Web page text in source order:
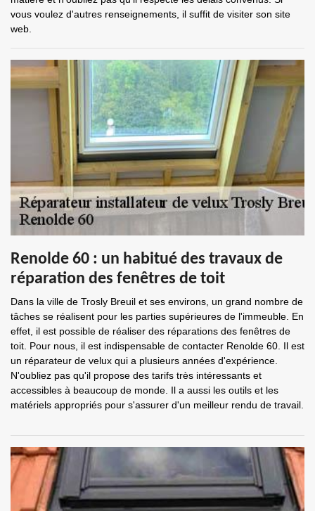
vous voulez d'autres renseignements, il suffit de visiter son site
web.
Renolde 60 : un habitué des travaux de
réparation des fenêtres de toit
Dans la ville de Trosly Breuil et ses environs, un grand nombre de
tâches se réalisent pour les parties supérieures de l'immeuble. En
effet, il est possible de réaliser des réparations des fenêtres de
toit. Pour nous, il est indispensable de contacter Renolde 60. Il est
un réparateur de velux qui a plusieurs années d'expérience.
N'oubliez pas qu'il propose des tarifs très intéressants et
accessibles à beaucoup de monde. Il a aussi les outils et les
matériels appropriés pour s'assurer d'un meilleur rendu de travail.